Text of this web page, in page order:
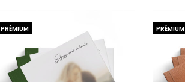
PRÉMIUM PRÉMIUM